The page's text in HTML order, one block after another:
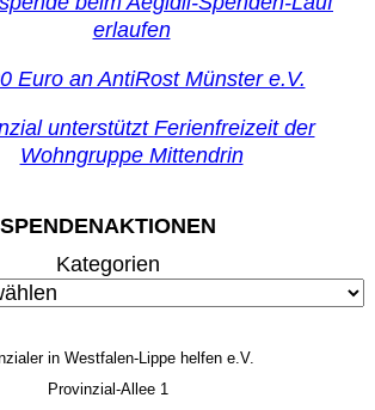
erlaufen
Euro an AntiRost Münster e.V.
unterstützt Ferienfreizeit der
Wohngruppe Mittendrin
SPENDENAKTIONEN
Kategorien
in Westfalen-Lippe helfen e.V.
Provinzial-Allee 1